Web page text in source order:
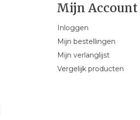
Mijn Account
Inloggen
Mijn bestellingen
Mijn verlanglijst
Vergelijk producten